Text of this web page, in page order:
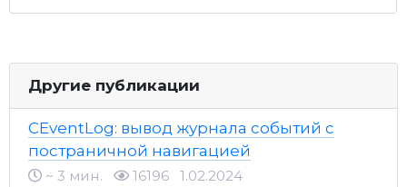
Другие публикации
CEventLog: вывод журнала событий с
постраничной навигацией
~ 3 мин. 16196 1.02.2024